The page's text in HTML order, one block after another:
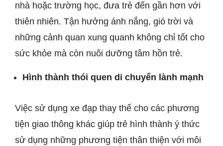
nhà hoặc trường học, đưa trẻ đến gần hơn với
thiên nhiên. Tận hưởng ánh nắng, gió trời và
những cảnh quan xung quanh không chỉ tốt cho
sức khỏe mà còn nuôi dưỡng tâm hồn trẻ.
Hình thành thói quen di chuyển lành mạnh
Việc sử dụng xe đạp thay thế cho các phương
tiện giao thông khác giúp trẻ hình thành ý thức
sử dụng những phương tiện thân thiện với môi